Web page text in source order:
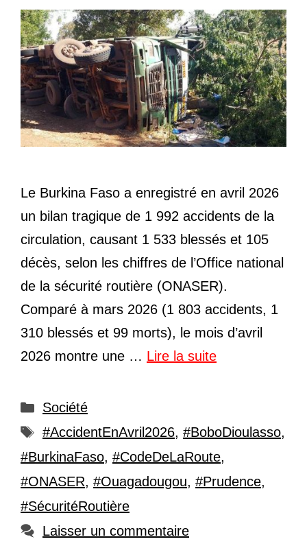
Le Burkina Faso a enregistré en avril 2026
un bilan tragique de 1 992 accidents de la
circulation, causant 1 533 blessés et 105
décès, selon les chiffres de l’Office national
de la sécurité routière (ONASER).
Comparé à mars 2026 (1 803 accidents, 1
310 blessés et 99 morts), le mois d’avril
2026 montre une … Lire la suite
Catégories
Société
Étiquettes
#AccidentEnAvril2026, #BoboDioulasso,
#BurkinaFaso, #CodeDeLaRoute,
#ONASER, #Ouagadougou, #Prudence,
#SécuritéRoutière
Laisser un commentaire